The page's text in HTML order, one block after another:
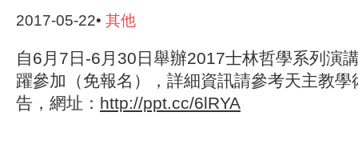
2017-05-22• 其他
自6月7日-6月30日舉辦2017士林哲學系列演
躍參加（免報名），詳細資訊請參考天主教學
告，網址： http://ppt.cc/6lRYA